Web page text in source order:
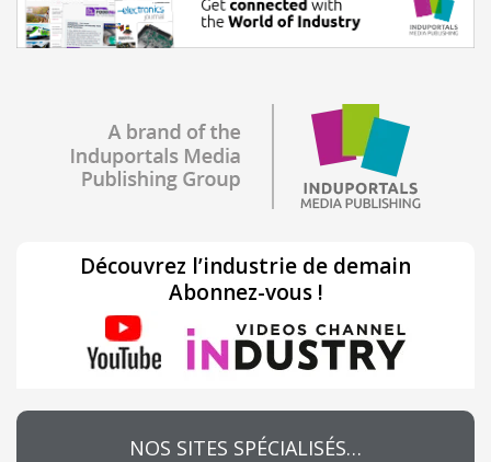
Découvrez l’industrie de demain
Abonnez-vous !
NOS SITES SPÉCIALISÉS…